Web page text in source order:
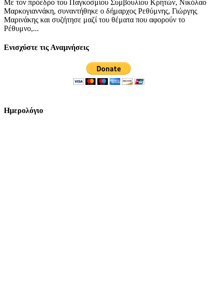
Με τον πρόεδρο του Παγκοσμίου Συμβουλίου Κρητών, Νικόλαο
Μαρκογιαννάκη, συναντήθηκε ο δήμαρχος Ρεθύμνης, Γιώργης
Μαρινάκης και συζήτησε μαζί του θέματα που αφορούν το
Ρέθυμνο,...
Ενισχύστε τις Αναμνήσεις
Ημερολόγιο